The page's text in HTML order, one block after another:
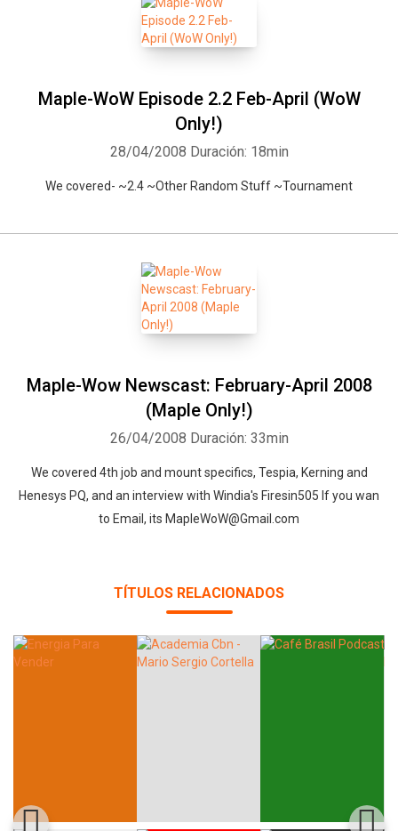
Maple-WoW Episode 2.2 Feb-April (WoW
Only!)
28/04/2008 Duración: 18min
We covered- ~2.4 ~Other Random Stuff ~Tournament
Maple-Wow Newscast: February-April 2008
(Maple Only!)
26/04/2008 Duración: 33min
We covered 4th job and mount specifics, Tespia, Kerning and
Henesys PQ, and an interview with Windia's Firesin505 If you wan
to Email, its MapleWoW@Gmail.com
TÍTULOS RELACIONADOS